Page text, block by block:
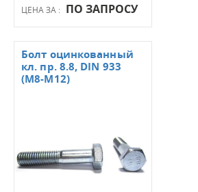
ЦЕНА ЗА : ПО ЗАПРОСУ
Болт оцинкованный
кл. пр. 8.8, DIN 933
(М8-М12)